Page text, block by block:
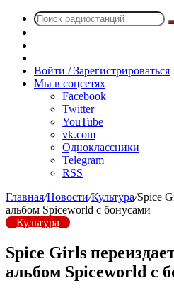
радио
Войти / Зарегистрироваться
Мы в соцсетях
Facebook
Twitter
YouTube
vk.com
Одноклассники
Telegram
RSS
Главная/Новости/Культура/Spice
альбом Spiceworld с бонусами
Культура
Spice Girls
альбом Spiceworld с